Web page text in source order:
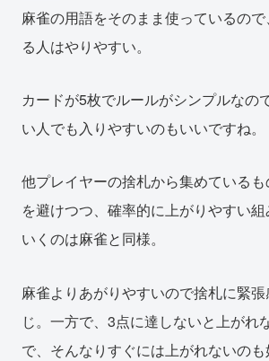
麻雀の用語をそのまま使っているの
る人はやりやすい。
カードが5枚でルールがシンプルなの
い人でも入りやすいのもいいですね。
他プレイヤーの捨札から集めている
を避けつつ、確率的に上がりやすい
いくのは麻雀と同様。
麻雀よりあがりやすいので捨札に緊
じ。一方で、3点に達しないと上がれ
で、そんなりすぐには上がれないのも